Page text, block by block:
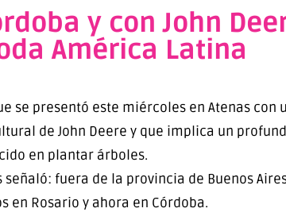
y con John
América Latina
se presentó este miércoles en Atenas
de John Deere y que implica un
en plantar árboles.
fuera de la provincia de Buenos
en Rosario y ahora en Córdoba.